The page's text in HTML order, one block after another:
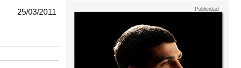
25/03/2011